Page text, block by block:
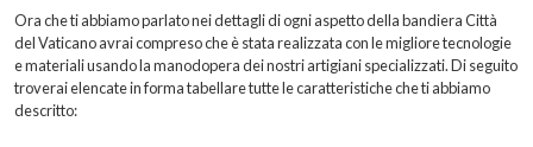
Ora che ti abbiamo parlato nei dettagli di ogni aspetto della bandiera Città
del Vaticano avrai compreso che è stata realizzata con le migliore tecnologie
e materiali usando la manodopera dei nostri artigiani specializzati. Di seguito
troverai elencate in forma tabellare tutte le caratteristiche che ti abbiamo
descritto: